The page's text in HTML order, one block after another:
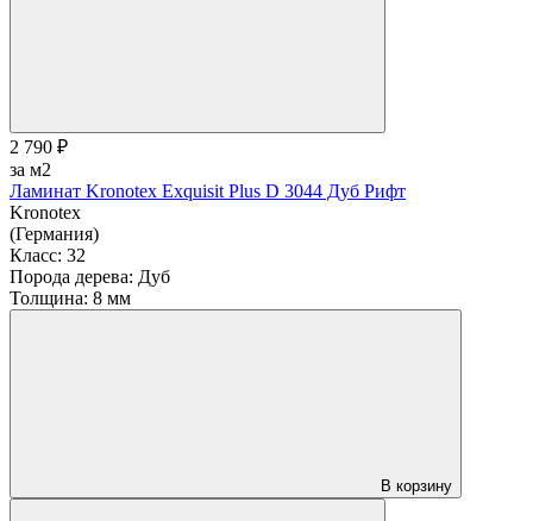
2 790 ₽
за м2
Ламинат Kronotex Exquisit Plus D 3044 Дуб Рифт
Kronotex
(Германия)
Класс: 32
Порода дерева: Дуб
Толщина: 8 мм
В корзину